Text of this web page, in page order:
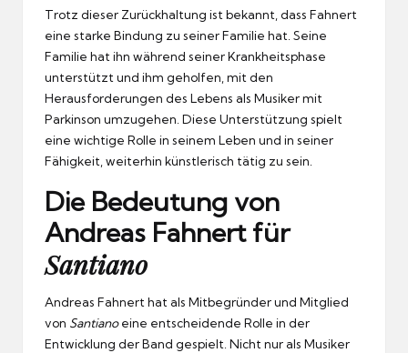
Trotz dieser Zurückhaltung ist bekannt, dass Fahnert
eine starke Bindung zu seiner Familie hat. Seine
Familie hat ihn während seiner Krankheitsphase
unterstützt und ihm geholfen, mit den
Herausforderungen des Lebens als Musiker mit
Parkinson umzugehen. Diese Unterstützung spielt
eine wichtige Rolle in seinem Leben und in seiner
Fähigkeit, weiterhin künstlerisch tätig zu sein.
Die Bedeutung von
Andreas Fahnert für
Santiano
Andreas Fahnert hat als Mitbegründer und Mitglied
von Santianoeine entscheidende Rolle in der
Entwicklung der Band gespielt. Nicht nur als Musiker